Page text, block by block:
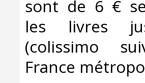
sont de 6 €
les livres
(colissimo
France